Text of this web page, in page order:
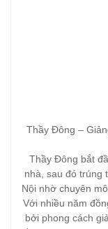
Thầy Đông –
Thầy Đông bắt
nhà, sau đó trúng
Nội nhờ chuyên
Với nhiều năm
bởi phong cách